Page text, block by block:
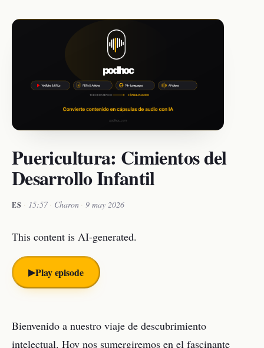
Puericultura: Cimientos del
Desarrollo Infantil
ES · 15:57 · Charon · 9 may 2026
This content is AI-generated.
▶︎Play episode
Bienvenido a nuestro viaje de descubrimiento
intelectual. Hoy nos sumergiremos en el fascinante